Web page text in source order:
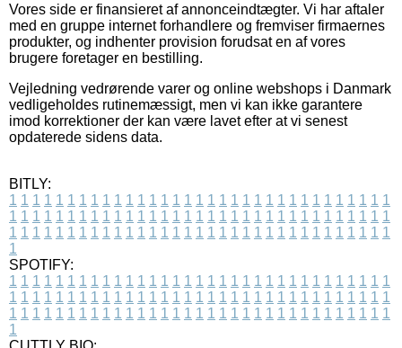
Vores side er finansieret af annonceindtægter. Vi har aftaler
med en gruppe internet forhandlere og fremviser firmaernes
produkter, og indhenter provision forudsat en af vores
brugere foretager en bestilling.
Vejledning vedrørende varer og online webshops i Danmark
vedligeholdes rutinemæssigt, men vi kan ikke garantere
imod korrektioner der kan være lavet efter at vi senest
opdaterede sidens data.
BITLY:
1 1 1 1 1 1 1 1 1 1 1 1 1 1 1 1 1 1 1 1 1 1 1 1 1 1 1 1 1 1 1 1 1
1 1 1 1 1 1 1 1 1 1 1 1 1 1 1 1 1 1 1 1 1 1 1 1 1 1 1 1 1 1 1 1 1
1 1 1 1 1 1 1 1 1 1 1 1 1 1 1 1 1 1 1 1 1 1 1 1 1 1 1 1 1 1 1 1 1
1
SPOTIFY:
1 1 1 1 1 1 1 1 1 1 1 1 1 1 1 1 1 1 1 1 1 1 1 1 1 1 1 1 1 1 1 1 1
1 1 1 1 1 1 1 1 1 1 1 1 1 1 1 1 1 1 1 1 1 1 1 1 1 1 1 1 1 1 1 1 1
1 1 1 1 1 1 1 1 1 1 1 1 1 1 1 1 1 1 1 1 1 1 1 1 1 1 1 1 1 1 1 1 1
1